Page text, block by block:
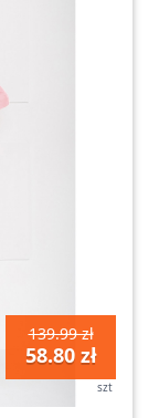
139.99 zł
58.80 zł
szt